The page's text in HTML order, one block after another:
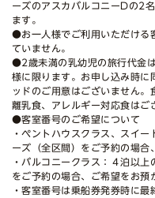
ーズのアスカバルコニーDの2
ます。
●お一人様でご利用いただける
ていません。
●2歳未満の乳幼児の旅行代金
様に限ります。お申し込み時に
ッドのご用意はございません。
離乳食、アレルギー対応食はご
●客室番号のご希望について
・ペントハウスクラス、スイ
ーズ（全区間）をご予約の場合
・バルコニークラス：４泊以上
をご予約の場合、ご希望をお預
・客室番号は乗船券発券時に